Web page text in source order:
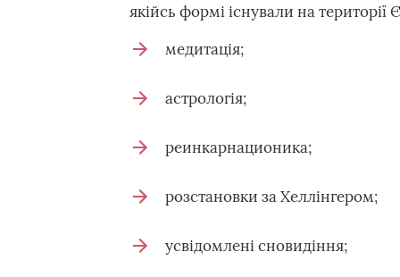
якійсь формі існували на території
медитація;
астрологія;
реинкарнационика;
розстановки за Хеллінгером;
усвідомлені сновидіння;